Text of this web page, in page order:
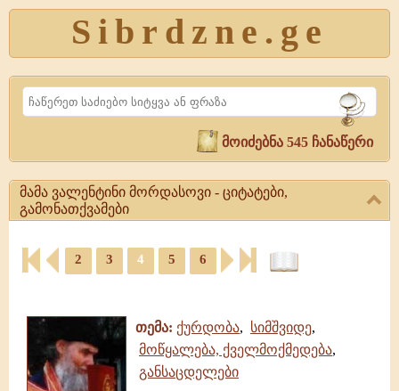
Sibrdzne.ge
Search
მოიძებნა 545 ჩანაწერი
მამა ვალენტინი მორდასოვი - ციტატები,
გამონათქვამები
ვალენტინი
მორდასოვი
გამონათქვამები
ვალენტინი
მორდასოვი
გამონათქვამები
2 3 4 5 6
თემა: ქურდობა, სიმშვიდე,
მოწყალება, ქველმოქმედება,
განსაცდელები